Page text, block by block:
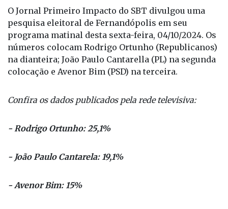
O Jornal Primeiro Impacto do SBT divulgou uma
pesquisa eleitoral de Fernandópolis em seu
programa matinal desta sexta-feira, 04/10/2024. Os
números colocam Rodrigo Ortunho (Republicanos)
na dianteira; João Paulo Cantarella (PL) na segunda
colocação e Avenor Bim (PSD) na terceira.
Confira os dados publicados pela rede televisiva:
- Rodrigo Ortunho: 25,1%
- João Paulo Cantarela: 19,1%
- Avenor Bim: 15%